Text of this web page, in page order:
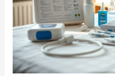
須
知